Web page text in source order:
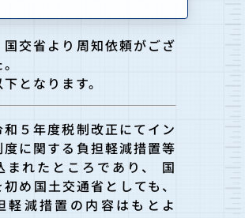
国交省より周知依頼がござ
となります。
５年度税制改正にてイン
度に関する負担軽減措置等
まれたところであり、 国
め国土交通省としても、
軽減措置の内容はもとよ